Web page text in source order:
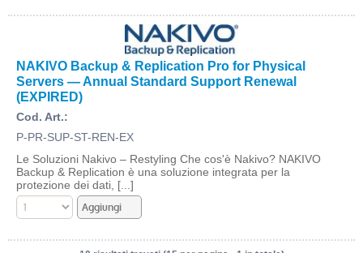
NAKIVO Backup & Replication Pro for Physical
Servers — Annual Standard Support Renewal
(EXPIRED)
Cod. Art.:
P-PR-SUP-ST-REN-EX
Le Soluzioni Nakivo – Restyling Che cos'è Nakivo? NAKIVO
Backup & Replication è una soluzione integrata per la
protezione dei dati, [...]